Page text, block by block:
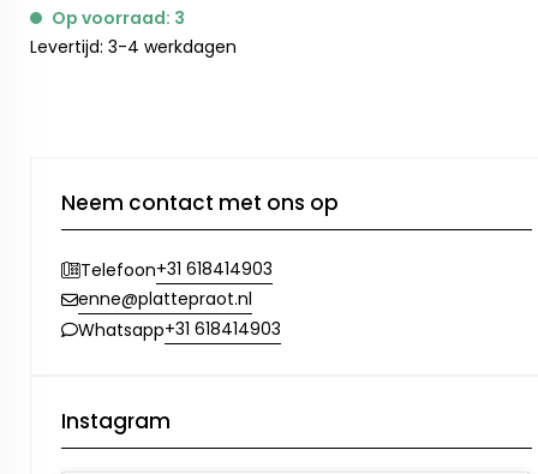
Op voorraad: 3
Levertijd: 3-4 werkdagen
Neem contact met ons op
Telefoon+31 618414903
enne@plattepraot.nl
Whatsapp+31 618414903
Instagram